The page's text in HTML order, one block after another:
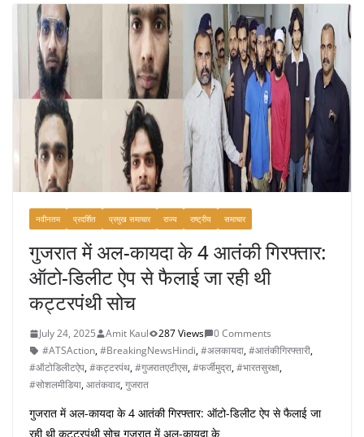
b
o
o
k
नवीनतम प्रदर्शित प्रमुख समाचार राज्य राष्ट्रीय समाचार
गुजरात में अल-कायदा के 4 आतंकी गिरफ्तार:
ऑटो-डिलीट ऐप से फैलाई जा रही थी
कट्टरपंथी सोच
July 24, 2025 Amit Kaul 287 Views
0 Comments
#ATSAction,#BreakingNewsHindi,#अलकायदा,#आतंकीगिरफ्तारी,
#ऑटोडिलीटऐप,#कट्टरपंथ,#गुजरातएटीएस,#फर्जीमुद्रा,#भारतसुरक्षा,
#सोशलमीडिया,आतंकवाद,गुजरात
गुजरात में अल-कायदा के 4 आतंकी गिरफ्तार: ऑटो-डिलीट ऐप से फैलाई जा
रही थी कट्टरपंथी सोच गुजरात में अल-कायदा के